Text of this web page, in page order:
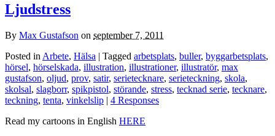
Ljudstress
By Max Gustafson on september 7, 2011
Posted in Arbete, Hälsa | Tagged arbetsplats, buller, byggarbetsplats,
hörsel, hörselskada, illustration, illustrationer, illustratör, max
gustafson, oljud, prov, satir, serietecknare, serieteckning, skola,
skolsal, slagborr, spikpistol, störande, stress, tecknad serie, tecknare,
teckning, tenta, vinkelslip | 4 Responses
Read my cartoons in English HERE